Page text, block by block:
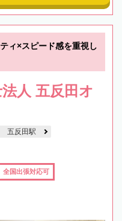
ィ×スピード感を重視し
人 五反田オ
五反田駅
全国出張対応可